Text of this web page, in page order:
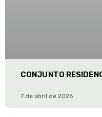
CONJUNTO
7 de abril de 2026